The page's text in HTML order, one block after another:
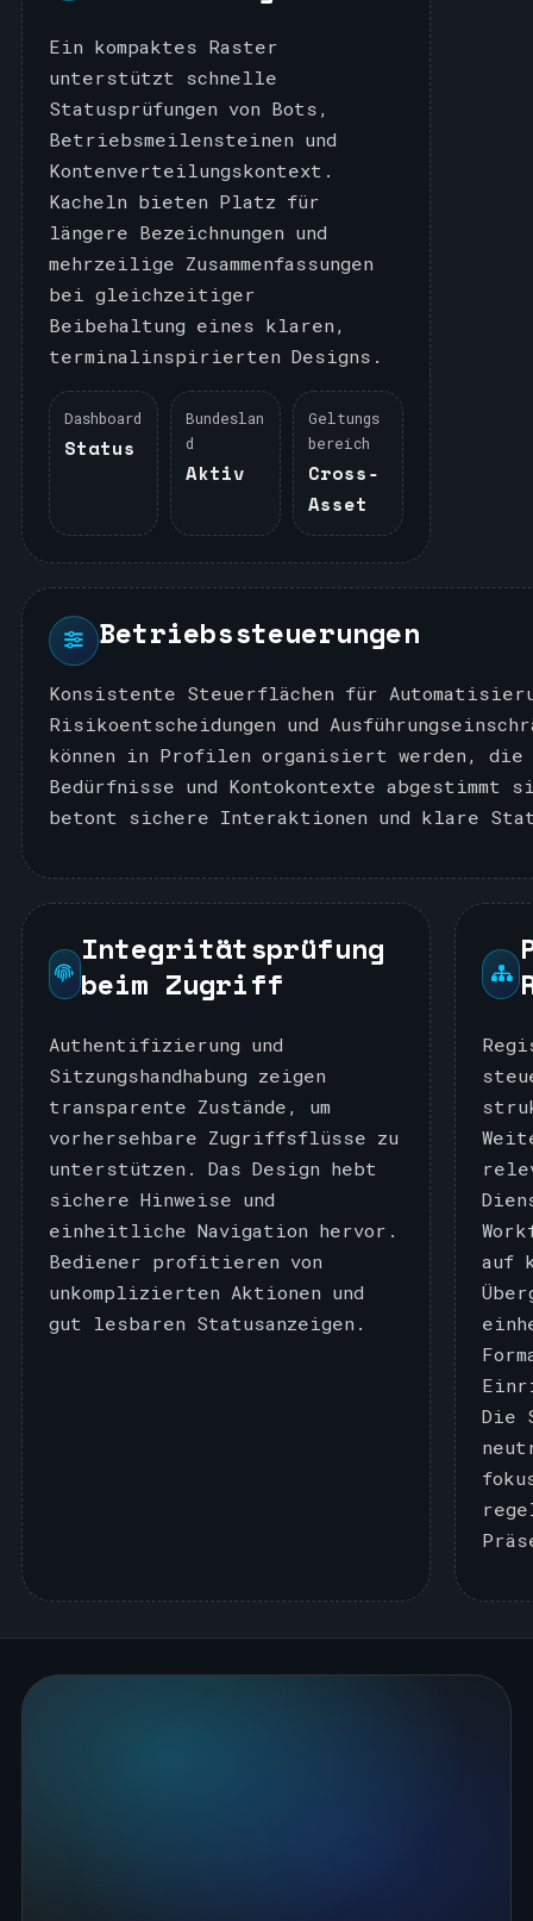
Ein kompaktes Raster
unterstützt schnelle
Statusprüfungen von Bots,
Betriebsmeilensteinen und
Kontenverteilungskontext.
Kacheln bieten Platz für
längere Bezeichnungen und
mehrzeilige Zusammenfassungen
bei gleichzeitiger
Beibehaltung eines klaren,
terminalinspirierten Designs.
Dashboard
Status
Bundeslan
d
Aktiv
Geltungs
bereich
Cross‑
Asset
Betriebssteuerungen
Konsistente Steuerflächen für
Risikoentscheidungen und
können in Profilen organisiert werden,
Bedürfnisse und Kontokontexte abgestimmt
betont sichere Interaktionen und klare
Integritätsprüfung
beim Zugriff
Authentifizierung und
Sitzungshandhabung zeigen
transparente Zustände, um
vorhersehbare Zugriffsflüsse zu
unterstützen. Das Design hebt
sichere Hinweise und
einheitliche Navigation hervor.
Bediener profitieren von
unkomplizierten Aktionen und
gut lesbaren Statusanzeigen.
auf
Die